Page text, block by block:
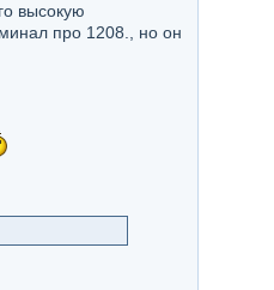
высокую
про 1208., но он